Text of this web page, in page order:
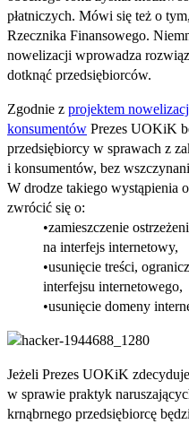
płatniczych. Mówi się też o
Rzecznika Finansowego.
nowelizacji wprowadza
dotknąć przedsiębiorców.
Zgodnie z projektem
konsumentów Prezes UOKiK
przedsiębiorcy w sprawach z
i konsumentów, bez
W drodze takiego wystąpienia
zwrócić się o:
zamieszczenie
na interfejs internetowy,
usunięcie treści,
interfejsu internetowego,
usunięcie domeny
Jeżeli Prezes UOKiK
w sprawie praktyk
krnąbrnego przedsiębiorcę